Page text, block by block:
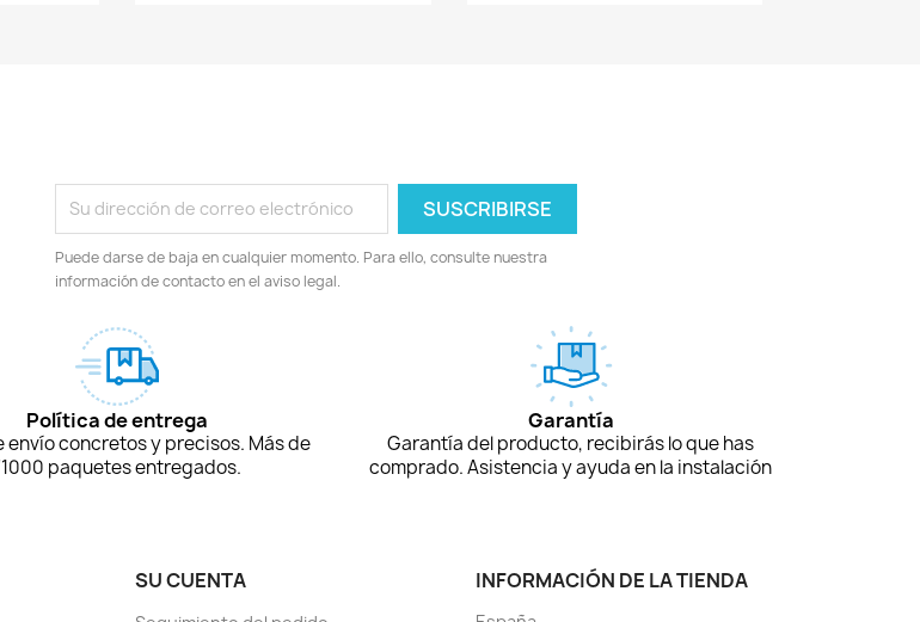
Puede darse de baja en cualquier momento. Para ello, consulte nuestra
información de contacto en el aviso legal.
Política de entrega
envío concretos y precisos. Más de
paquetes entregados.
Garantía
Garantía del producto, recibirás lo que has
comprado. Asistencia y ayuda en la instalación
SU CUENTA INFORMACIÓN DE LA TIENDA